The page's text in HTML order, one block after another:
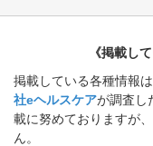
《掲載し
掲載している各種情報
社eヘルスケアが調査し
載に努めておりますが
ん。